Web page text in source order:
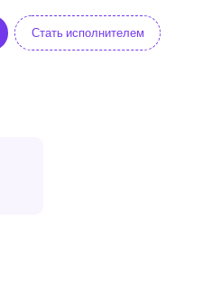
Стать исполнителем